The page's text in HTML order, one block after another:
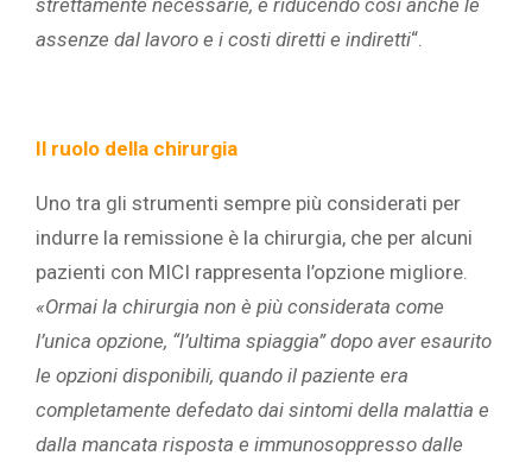
assenze dal lavoro e i costi diretti e indiretti“.
Il ruolo della chirurgia
Uno tra gli strumenti sempre più considerati per
indurre la remissione è la chirurgia, che per alcuni
pazienti con MICI rappresenta l’opzione migliore.
«Ormai la chirurgia non è più considerata come
l’unica opzione, “l’ultima spiaggia” dopo aver esaurito
le opzioni disponibili, quando il paziente era
completamente defedato dai sintomi della malattia e
dalla mancata risposta e immunosoppresso dalle